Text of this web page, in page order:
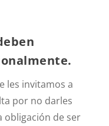
les invitamos a
por no darles
obligación de ser